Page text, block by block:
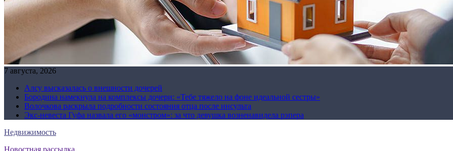
7 августа, 2026
Алсу высказалась о внешности дочерей
Бородина намекнула на комплексы дочери: «Тебе тяжело на фоне идеальной сестры»
Волочкова раскрыла подробности состояния отца после инсульта
Экс-невеста Гуфа назвала его «монстром»: за что девушка возненавидела рэпера
Недвижимость
Новостная рассылка